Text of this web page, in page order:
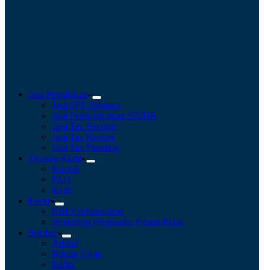
Jasa Perpajakan
Jasa SPT Tahunan
Jasa Pendampingan SP2DK
Jasa Tax Retainer
Jasa Tax Review
Jasa Tax Planning
Tentang Kami
Kontak
FAQ
Karir
Event
BBF Collaboration
Workshop Pengusaha Paham Pajak
Sumber
Artikel
Belajar Pajak
Berita